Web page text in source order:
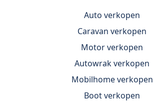
Auto verkopen
Caravan verkopen
Motor verkopen
Autowrak verkopen
Mobilhome verkopen
Boot verkopen